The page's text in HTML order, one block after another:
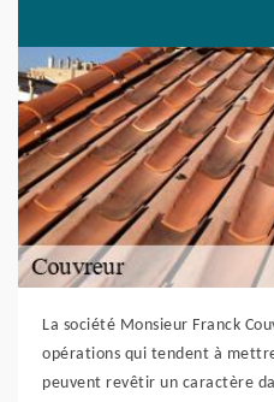
La société Monsieur Franck
opérations qui tendent à
peuvent revêtir un caractère